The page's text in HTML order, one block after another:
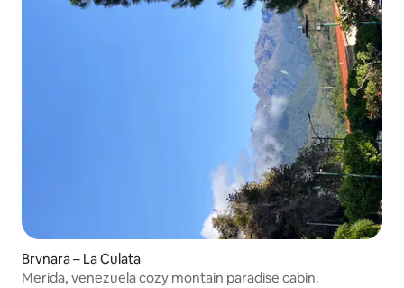
Brvnara – La Culata
Merida, venezuela cozy montain paradise cabin.